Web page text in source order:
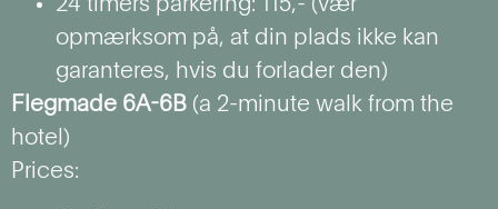
24 timers parkering: 115,- (vær
opmærksom på, at din plads ikke kan
garanteres, hvis du forlader den)
Flegmade 6A-6B (a 2-minute walk from the
hotel)
Prices: